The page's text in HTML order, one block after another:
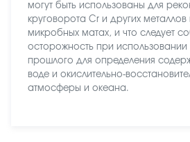
могут быть использованы для
круговорота Cr и других металлов
микробных матах, и что следует
осторожность при
прошлого для определения
воде и окислительно-
атмосферы и океана.